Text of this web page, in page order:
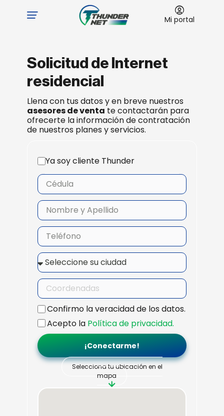
Mi portal
Solicitud de Internet
residencial
Llena con tus datos y en breve nuestros
asesores de venta te contactarán para
ofrecerte la información de contratación
de nuestros planes y servicios.
Ya soy cliente Thunder
Confirmo la veracidad de los datos.
Acepto la Política de privacidad.
¡Conectarme!
Selecciona tu ubicación en el
mapa